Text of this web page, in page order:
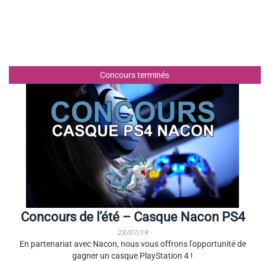
Concours terminés
Concours de l’été – Casque Nacon PS4
23/07/19
En partenariat avec Nacon, nous vous offrons l'opportunité de
gagner un casque PlayStation 4 !